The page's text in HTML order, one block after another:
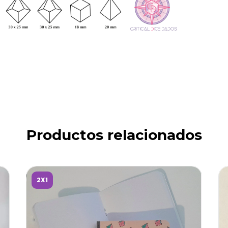
Productos relacionados
2X1